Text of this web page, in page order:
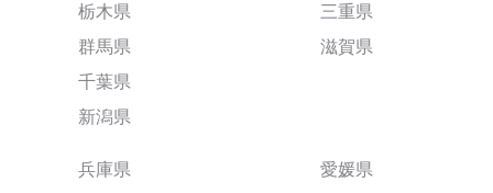
栃木県
群馬県
千葉県
新潟県
三重県
滋賀県
兵庫県
愛媛県